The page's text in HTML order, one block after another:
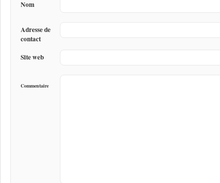
Nom
Adresse de
contact
Site web
Commentaire